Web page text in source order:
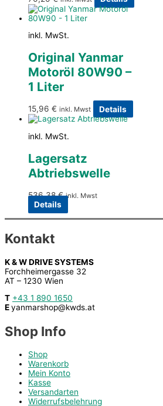
inkl. MwSt.
Original Yanmar
Motoröl 80W90 –
1 Liter
15,96 € inkl. Mwst Details
inkl. MwSt.
Lagersatz
Abtriebswelle
536,38€ inkl. Mwst
Details
Kontakt
K & W DRIVE SYSTEMS
Forchheimergasse 32
AT – 1230 Wien
T +43 1 890 1650
Eyanmarshop@kwds.at
Shop Info
Shop
Warenkorb
Mein Konto
Kasse
Versandarten
Widerrufsbelehrung